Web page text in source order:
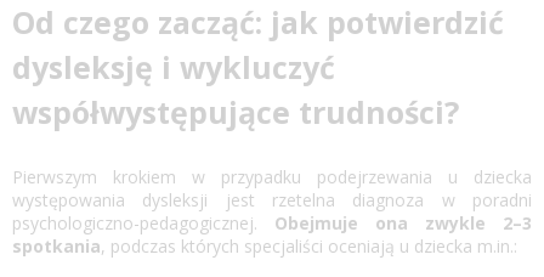
Od czego zacząć: jak potwierdzić
dysleksję i wykluczyć
współwystępujące trudności?
Pierwszym krokiem w przypadku podejrzewania u dziecka
występowania dysleksji jest rzetelna diagnoza w poradni
psychologiczno-pedagogicznej. Obejmuje ona zwykle 2–3
spotkania, podczas których specjaliści oceniają u dziecka m.in.: